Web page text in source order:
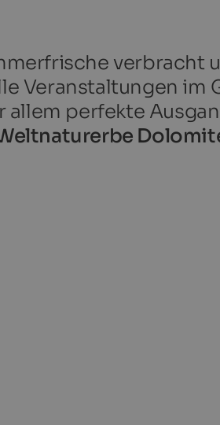
verbracht
Veranstaltungen im
allem perfekte